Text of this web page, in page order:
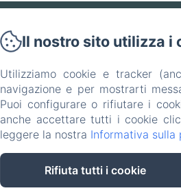
Home
Il nostro sito utilizza i
Utilizziamo cookie e tracker
navigazione e per mostrarti
Puoi configurare o rifiutare i
anche accettare tutti i cookie
leggere la nostra Informativa sulla
Rifiuta tutti i cookie